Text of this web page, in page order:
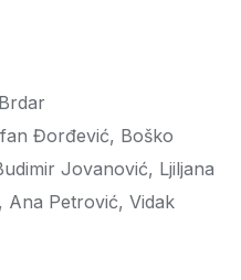
Đorđević, Boško
Jovanović, Ljiljana
Ana Petrović, Vidak